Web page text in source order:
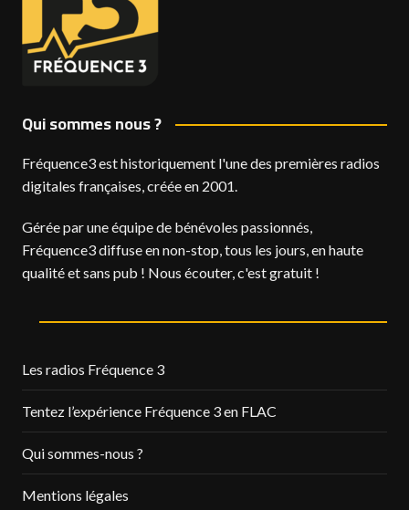
Qui sommes nous ?
Fréquence3 est historiquement l'une des premières radios
digitales françaises, créée en 2001.
Gérée par une équipe de bénévoles passionnés,
Fréquence3 diffuse en non-stop, tous les jours, en haute
qualité et sans pub ! Nous écouter, c'est gratuit !
Les radios Fréquence 3
Tentez l’expérience Fréquence 3 en FLAC
Qui sommes-nous ?
Mentions légales